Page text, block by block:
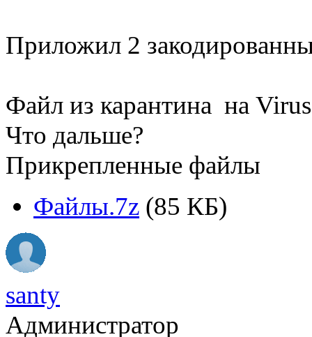
Приложил 2
Файл из карантина на
Что дальше?
Прикрепленные файлы
Файлы.7z (85 КБ)
santy
Администратор